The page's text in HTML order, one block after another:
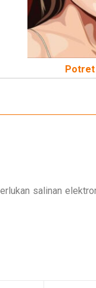
salinan